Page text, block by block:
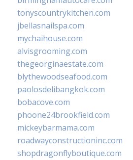
tonyscountrykitchen.com
jbellasnailspa.com
mychaihouse.com
alvisgrooming.com
thegeorginaestate.com
blythewoodseafood.com
paolosdelibangkok.com
bobacove.com
phoone24brookfield.com
mickeybarmama.com
roadwayconstructioninc.com
shopdragonflyboutique.com